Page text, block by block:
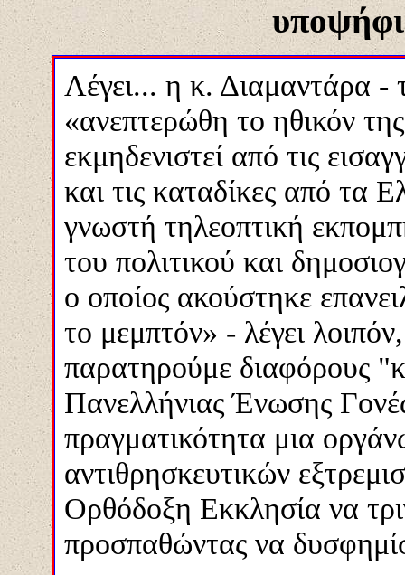
Λέγει... η κ. Διαμαντάρα -
«ανεπτερώθη το ηθικόν
εκμηδενιστεί από τις
και τις καταδίκες από τα
γνωστή τηλεοπτική
του πολιτικού και
ο οποίος ακούστηκε
το μεμπτόν» - λέγει
παρατηρούμε διαφόρους
Πανελλήνιας Ένωσης
πραγματικότητα μια
αντιθρησκευτικών
Ορθόδοξη Εκκλησία να
προσπαθώντας να